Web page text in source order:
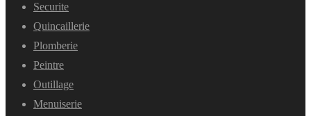
Securite
Quincaillerie
Plomberie
Peintre
Outillage
Menuiserie